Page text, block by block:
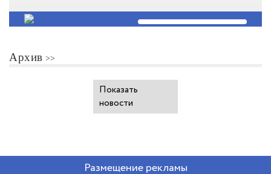
Архив
Показать
новости
Размещение рекламы